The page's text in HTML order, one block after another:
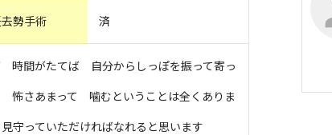
勢手術 済
時間がたてば 自分からしっぽを振って寄っ
怖さあまって 噛むということは全くありま
守っていただければなれると思います